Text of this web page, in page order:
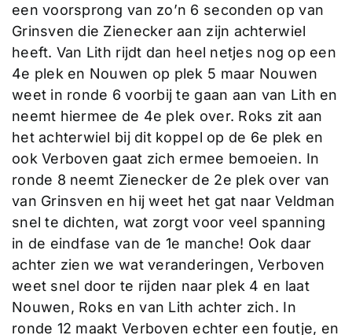
een voorsprong van zo’n 6 seconden op van
Grinsven die Zienecker aan zijn achterwiel
heeft. Van Lith rijdt dan heel netjes nog op een
4e plek en Nouwen op plek 5 maar Nouwen
weet in ronde 6 voorbij te gaan aan van Lith en
neemt hiermee de 4e plek over. Roks zit aan
het achterwiel bij dit koppel op de 6e plek en
ook Verboven gaat zich ermee bemoeien. In
ronde 8 neemt Zienecker de 2e plek over van
van Grinsven en hij weet het gat naar Veldman
snel te dichten, wat zorgt voor veel spanning
in de eindfase van de 1e manche! Ook daar
achter zien we wat veranderingen, Verboven
weet snel door te rijden naar plek 4 en laat
Nouwen, Roks en van Lith achter zich. In
ronde 12 maakt Verboven echter een foutje, en